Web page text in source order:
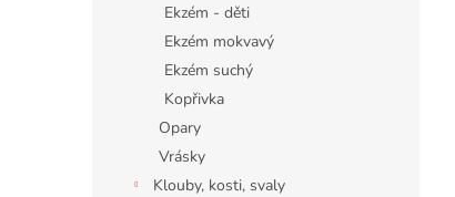
Ekzém - děti
Ekzém mokvavý
Ekzém suchý
Kopřivka
Opary
Vrásky
Klouby, kosti, svaly